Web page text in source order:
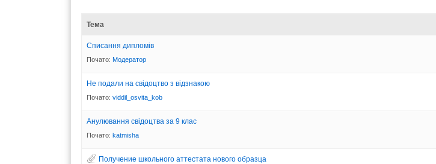
Тема
Списання дипломів
Почато: Модератор
Не подали на свідоцтво з відзнакою
Почато: viddil_osvita_kob
Анулювання свідоцтва за 9 клас
Почато: katmisha
Получение школьного аттестата нового образца